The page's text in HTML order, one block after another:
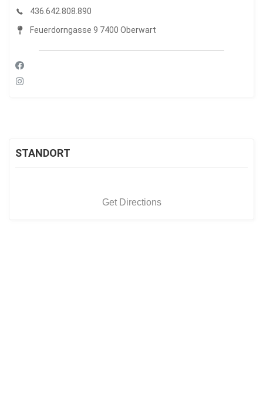
436.642.808.890
Feuerdorngasse 9 7400 Oberwart
STANDORT
Get Directions